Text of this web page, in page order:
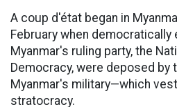
A coup d'état began in
February when
Myanmar's ruling party, the
Democracy, were deposed by
Myanmar's military—which
stratocracy.